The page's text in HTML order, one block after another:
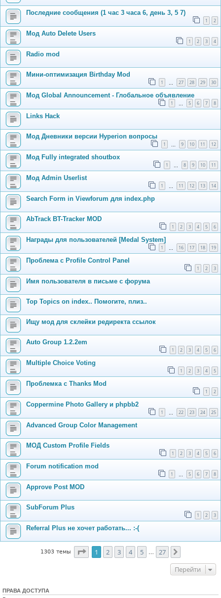
Последние сообщения (1 час 3 часа 6, день 3, 5 7)
1 2
Мод Auto Delete Users
1 2 3 4
Radio mod
Мини-оптимизация Birthday Mod
1 27 28 29 30
Мод Global Announcement - Глобальное объявление
1 5 6 7 8
Links Hack
Мод Дневники версии Hyperion вопросы
1 9 10 11 12
Мод Fully integrated shoutbox
1 8 9 10 11
Мод Admin Userlist
1 11 12 13 14
Search Form in Viewforum для index.php
AbTrack BT-Tracker MOD
1 2 3 4 5 6
Награды для пользователей [Medal System]
1 16 17 18 19
Проблема с Profile Control Panel
1 2 3
Имя пользователя в письме с форума
Top Topics on index.. Помогите, плиз..
Ищу мод для склейки редиректа ссылок
Auto Group 1.2.2em
1 2 3 4 5 6
Multiple Choice Voting
1 2 3 4 5
Проблемка с Thanks Mod
1 2
Coppermine Photo Gallery и phpbb2
1 22 23 24 25
Advanced Group Color Management
МОД Custom Profile Fields
1 2 3 4 5 6
Forum notification mod
1 5 6 7 8
Approve Post MOD
SubForum Plus
1 2 3
Referral Plus не хочет работать... :-(
1303 темы Страница 1 из27
1 2 3 4 5 27
Перейти
ПРАВА ДОСТУПА